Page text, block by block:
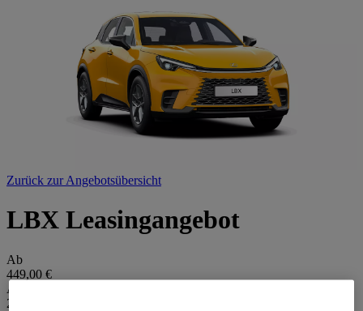
Zurück zur Angebotsübersicht
LBX Leasingangebot
Ab
449,00 €
Ab
279,00 €/Monat